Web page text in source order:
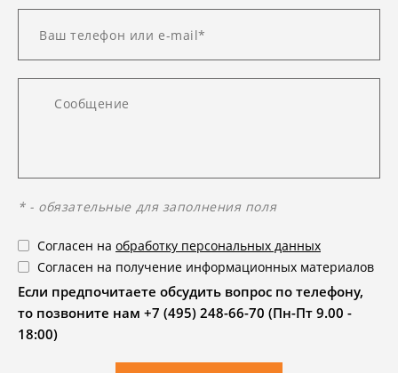
* - обязательные для заполнения поля
Согласен на обработку персональных данных
Согласен на получение информационных материалов
Если предпочитаете обсудить вопрос по телефону,
то позвоните нам +7 (495) 248-66-70 (Пн-Пт 9.00 -
18:00)